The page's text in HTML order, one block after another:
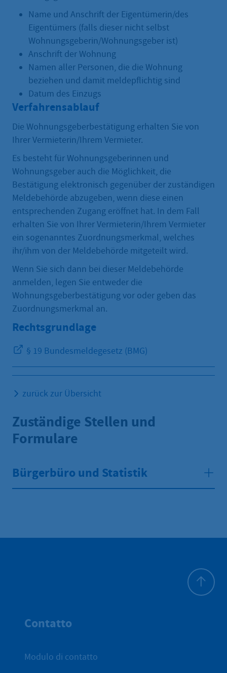
Name und Anschrift der Eigentümerin/des
Eigentümers (falls dieser nicht selbst
Wohnungsgeberin/Wohnungsgeber ist)
Anschrift der Wohnung
Namen aller Personen, die die Wohnung
beziehen und damit meldepflichtig sind
Datum des Einzugs
Verfahrensablauf
Die Wohnungsgeberbestätigung erhalten Sie von
Ihrer Vermieterin/Ihrem Vermieter.
Es besteht für Wohnungsgeberinnen und
Wohnungsgeber auch die Möglichkeit, die
Bestätigung elektronisch gegenüber der zuständigen
Meldebehörde abzugeben, wenn diese einen
entsprechenden Zugang eröffnet hat. In dem Fall
erhalten Sie von Ihrer Vermieterin/Ihrem Vermieter
ein sogenanntes Zuordnungsmerkmal, welches
ihr/ihm von der Meldebehörde mitgeteilt wird.
Wenn Sie sich dann bei dieser Meldebehörde
anmelden, legen Sie entweder die
Wohnungsgeberbestätigung vor oder geben das
Zuordnungsmerkmal an.
Rechtsgrundlage
§ 19 Bundesmeldegesetz (BMG)
zurück zur Übersicht
Zuständige Stellen und
Formulare
Bürgerbüro und Statistik
Contatto
Modulo di contatto